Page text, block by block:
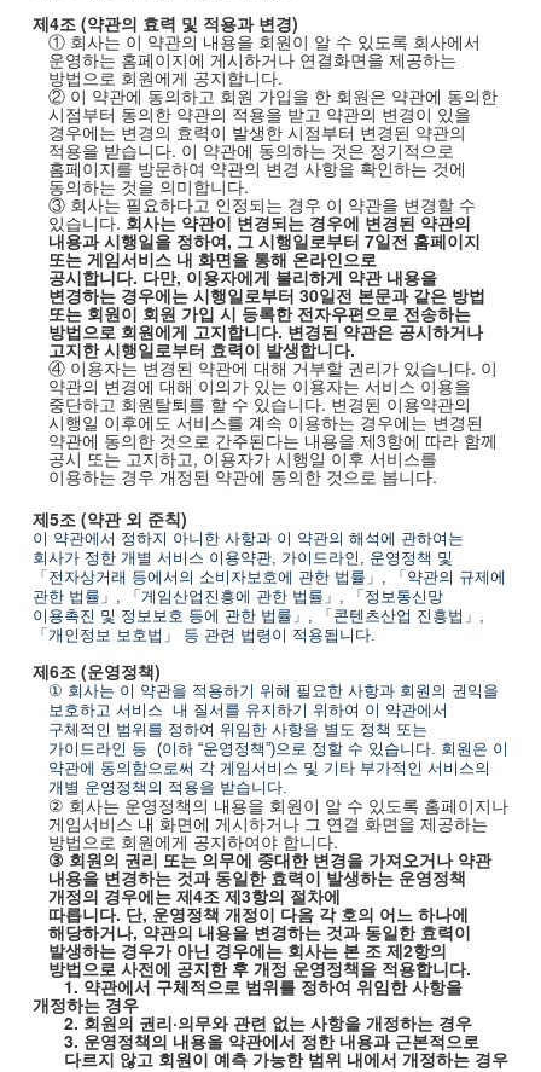
제4조(약관의 효력 및 적용과 변경)
① 회사는 이 약관의 내용을 회원이 알 수 있도록 회사에서
운영하는 홈페이지에 게시하거나 연결화면을 제공하는
방법으로 회원에게 공지합니다.
② 이 약관에 동의하고 회원 가입을 한 회원은 약관에 동의한
시점부터 동의한 약관의 적용을 받고 약관의 변경이 있을
경우에는 변경의 효력이 발생한 시점부터 변경된 약관의
적용을 받습니다. 이 약관에 동의하는 것은 정기적으로
홈페이지를 방문하여 약관의 변경 사항을 확인하는 것에
동의하는 것을 의미합니다.
③ 회사는 필요하다고 인정되는 경우 이 약관을 변경할 수
있습니다. 회사는 약관이 변경되는 경우에 변경된 약관의
내용과 시행일을 정하여, 그 시행일로부터 7일전 홈페이지
또는 게임서비스 내 화면을 통해 온라인으로
공시합니다. 다만, 이용자에게 불리하게 약관 내용을
변경하는 경우에는 시행일로부터 30일전 본문과 같은 방법
또는 회원이 회원 가입 시 등록한 전자우편으로 전송하는
방법으로 회원에게 고지합니다. 변경된 약관은 공시하거나
고지한 시행일로부터 효력이 발생합니다.
④ 이용자는 변경된 약관에 대해 거부할 권리가 있습니다. 이
약관의 변경에 대해 이의가 있는 이용자는 서비스 이용을
중단하고 회원탈퇴를 할 수 있습니다. 변경된 이용약관의
시행일 이후에도 서비스를 계속 이용하는 경우에는 변경된
약관에 동의한 것으로 간주된다는 내용을 제3항에 따라 함께
공시 또는 고지하고, 이용자가 시행일 이후 서비스를
이용하는 경우 개정된 약관에 동의한 것으로 봅니다.
제5조(약관 외 준칙)
이 약관에서 정하지 아니한 사항과 이 약관의 해석에 관하여는
회사가 정한 개별 서비스 이용약관, 가이드라인 , 운영정책 및
「전자상거래 등에서의 소비자보호에 관한 법률」 ,
「약관의 규제에
관한 법률」 , 「게임산업진흥에 관한 법률」 ,
「정보통신망
이용촉진 및 정보보호 등에 관한 법률」 , 「콘텐츠산업 진흥법」 ,
「개인정보 보호법」 등 관련 법령이 적용됩니다.
제6조(운영정책)
① 회사는 이 약관을 적용하기 위해 필요한 사항과 회원의 권익을
보호하고 서비스 내 질서를 유지하기 위하여 이 약관에서
구체적인 범위를 정하여 위임한 사항을 별도 정책 또는
가이드라인 등 (이하“운영정책”)으로 정할 수 있습니다. 회원은 이
약관에 동의함으로써 각 게임서비스 및 기타 부가적인 서비스의
개별 운영정책의 적용을 받습니다.
② 회사는 운영정책의 내용을 회원이 알 수 있도록 홈페이지나
게임서비스 내 화면에 게시하거나 그 연결 화면을 제공하는
방법으로 회원에게 공지하여야 합니다.
③ 회원의 권리 또는 의무에 중대한 변경을 가져오거나 약관
내용을 변경하는 것과 동일한 효력이 발생하는 운영정책
개정의 경우에는 제4조 제3항의 절차에
따릅니다. 단, 운영정책 개정이 다음 각 호의 어느 하나에
해당하거나, 약관의 내용을 변경하는 것과 동일한 효력이
발생하는 경우가 아닌 경우에는 회사는 본 조 제2항의
방법으로 사전에 공지한 후 개정 운영정책을 적용합니다.
1. 약관에서 구체적으로 범위를 정하여 위임한 사항을
개정하는 경우
2. 회원의 권리·의무와 관련 없는 사항을 개정하는 경우
3. 운영정책의 내용을 약관에서 정한 내용과 근본적으로
다르지 않고 회원이 예측 가능한 범위 내에서 개정하는 경우